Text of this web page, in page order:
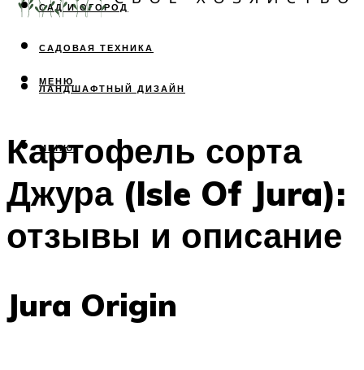
САД И ОГОРОД
САДОВАЯ ТЕХНИКА
ЛАНДШАФТНЫЙ ДИЗАЙН
МЕНЮ
МЕНЮ
Картофель сорта
Джура (Isle Of Jura):
отзывы и описание
Jura Origin